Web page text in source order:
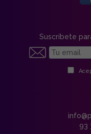
Suscríbete
93